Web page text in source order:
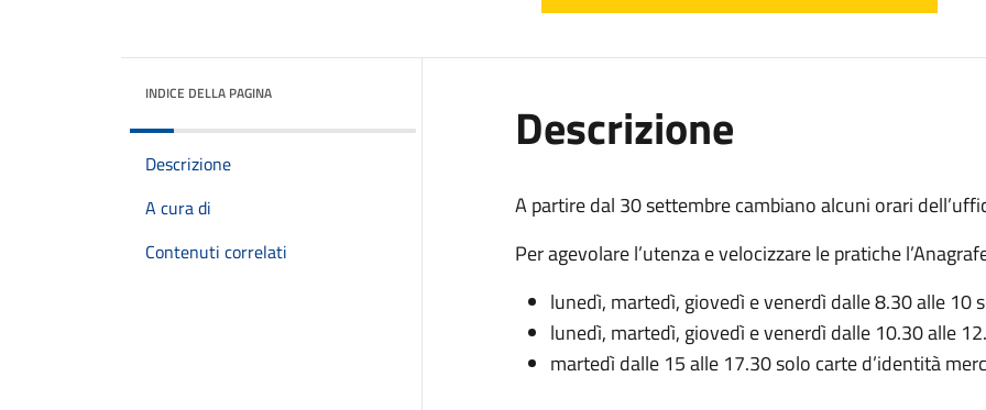
INDICE DELLA PAGINA
Descrizione
A cura di
Contenuti correlati
Descrizione
A partire dal 30 settembre cambiano alcuni orari
Per agevolare l’utenza e velocizzare le pratiche
lunedì, martedì, giovedì e venerdì dalle 8.30 alle 10
lunedì, martedì, giovedì e venerdì dalle 10.30 alle
martedì dalle 15 alle 17.30 solo carte d’identità